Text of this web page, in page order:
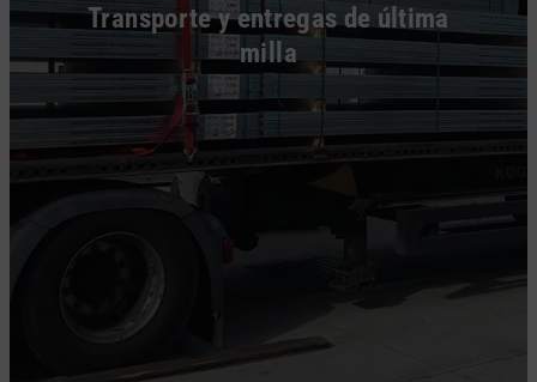
Transporte y entregas de última
milla